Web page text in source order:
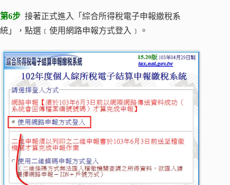
第6步 接著正式進入「綜合所得稅電子申報繳稅系
統」，點選﹝使用網路申報方式登入﹞。